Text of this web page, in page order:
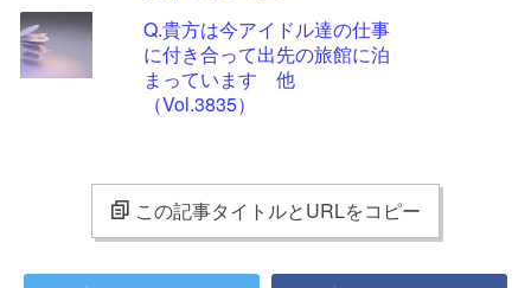
Q.貴方は今アイドル達の仕事
に付き合って出先の旅館に泊
まっています 他
（Vol.3835）
この記事タイトルとURLをコピー